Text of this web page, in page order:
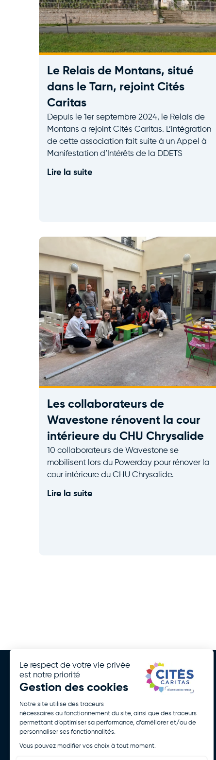
Le Relais de Montans, situé
dans le Tarn, rejoint Cités
Caritas
Depuis le 1er septembre 2024, le Relais de
Montans a rejoint Cités Caritas. L’intégration
de cette association fait suite à un Appel à
Manifestation d’Intérêts de la DDETS
Lire la suite
Les collaborateurs de
Wavestone rénovent la cour
intérieure du CHU Chrysalide
10 collaborateurs de Wavestone se
mobilisent lors du Powerday pour rénover la
cour intérieure du CHU Chrysalide.
Lire la suite